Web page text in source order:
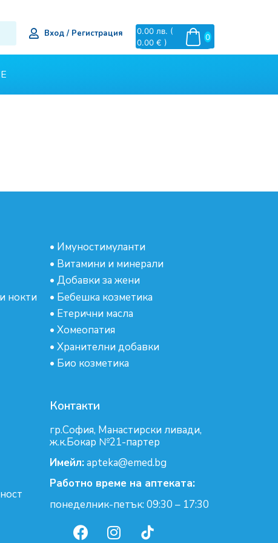
Вход / Регистрация 0
0.00 лв. (
0.00 € )
нокти
• Имуностимуланти
• Витамини и минерали
• Добавки за жени
• Бебешка козметика
• Етерични масла
• Хомеопатия
• Хранителни добавки
• Био козметика
Контакти
гр.София, Манастирски ливади,
ж.к.Бокар №21-партер
Имейл:apteka@emed.bg
Работно време на аптеката:
понеделник-петък: 09:30 – 17:30